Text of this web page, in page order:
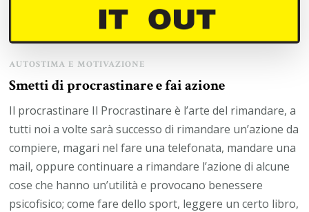
AUTOSTIMA E MOTIVAZIONE
Smetti di procrastinare e fai azione
Il procrastinare Il Procrastinare è l’arte del rimandare, a
tutti noi a volte sarà successo di rimandare un’azione da
compiere, magari nel fare una telefonata, mandare una
mail, oppure continuare a rimandare l’azione di alcune
cose che hanno un’utilità e provocano benessere
psicofisico; come fare dello sport, leggere un certo libro,